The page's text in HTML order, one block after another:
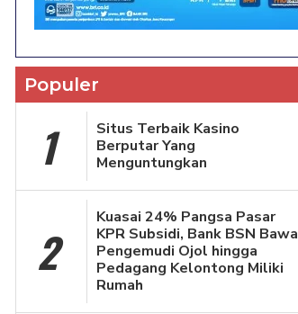
Populer
1
Situs Terbaik Kasino
Berputar Yang
Menguntungkan
2
Kuasai 24% Pangsa Pasar
KPR Subsidi, Bank BSN Bawa
Pengemudi Ojol hingga
Pedagang Kelontong Miliki
Rumah